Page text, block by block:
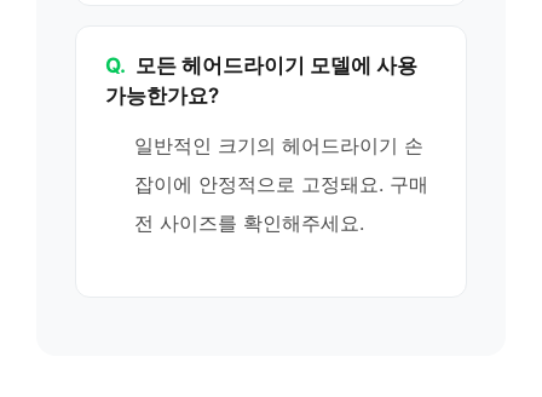
Q. 모든 헤어드라이기 모델에 사용
가능한가요?
일반적인 크기의 헤어드라이기 손
잡이에 안정적으로 고정돼요. 구매
전 사이즈를 확인해주세요.